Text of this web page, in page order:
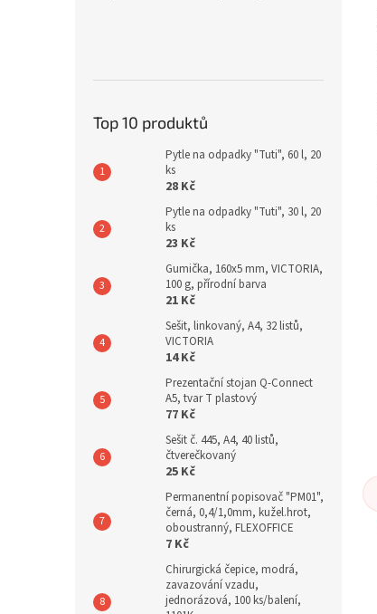
Top 10 produktů
Pytle na odpadky "Tuti", 60 l, 20
ks
28 Kč
Pytle na odpadky "Tuti", 30 l, 20
ks
23 Kč
Gumička, 160x5 mm, VICTORIA,
100 g, přírodní barva
21 Kč
Sešit, linkovaný, A4, 32 listů,
VICTORIA
14 Kč
Prezentační stojan Q-Connect
A5, tvar T plastový
77 Kč
Sešit č. 445, A4, 40 listů,
čtverečkovaný
25 Kč
Permanentní popisovač "PM01",
černá, 0,4/1,0mm, kužel.hrot,
oboustranný, FLEXOFFICE
7 Kč
Chirurgická čepice, modrá,
zavazování vzadu,
jednorázová, 100 ks/balení,